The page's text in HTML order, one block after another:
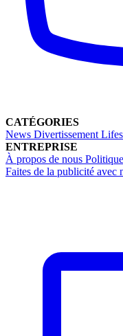
CATÉGORIES
News Divertissement
ENTREPRISE
À propos de nous
Faites de la publicité avec